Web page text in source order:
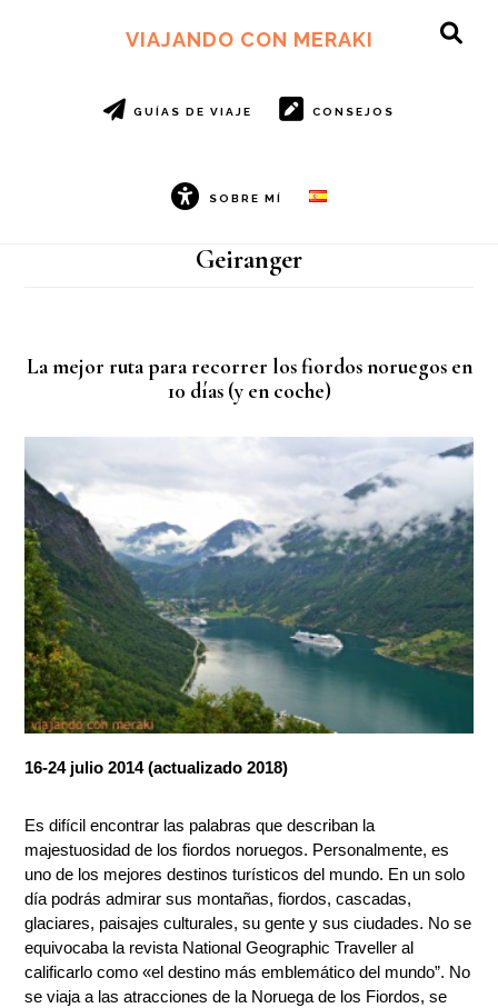
VIAJANDO CON MERAKI
GUÍAS DE VIAJE CONSEJOS
SOBRE MÍ
Geiranger
La mejor ruta para recorrer los fiordos noruegos en
10 días (y en coche)
16-24 julio 2014 (actualizado 2018)
Es difícil encontrar las palabras que describan la
majestuosidad de los fiordos noruegos. Personalmente, es
uno de los mejores destinos turísticos del mundo. En un solo
día podrás admirar sus montañas, fiordos, cascadas,
glaciares, paisajes culturales, su gente y sus ciudades. No se
equivocaba la revista National Geographic Traveller al
calificarlo como «el destino más emblemático del mundo”. No
se viaja a las atracciones de la Noruega de los Fiordos, se